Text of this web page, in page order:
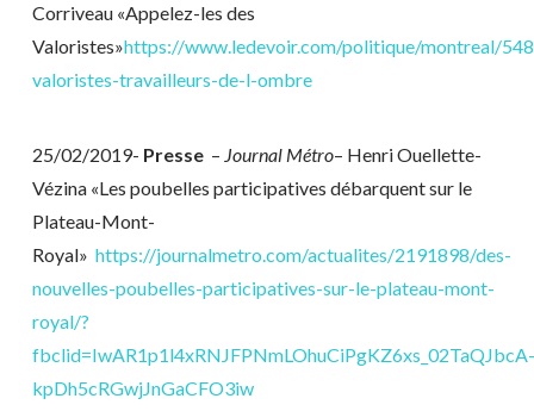
Corriveau «Appelez-les des
Valoristes»https://www.ledevoir.com/politique/montreal/
valoristes-travailleurs-de-l-ombre
25/02/2019- Presse – Journal Métro– Henri Ouellette-
Vézina «Les poubelles participatives débarquent sur le
Plateau-Mont-
Royal» https://journalmetro.com/actualites/2191898/des-
nouvelles-poubelles-participatives-sur-le-plateau-mont-
royal/?
fbclid=IwAR1p1l4xRNJFPNmLOhuCiPgKZ6xs_02TaQJbcA-
kpDh5cRGwjJnGaCFO3iw